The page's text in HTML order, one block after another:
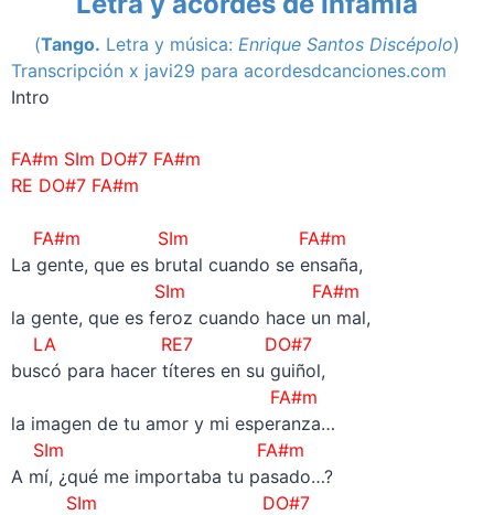
(Tango. Letra y música: Enrique Santos Discépolo)
Transcripción x javi29 para acordesdcanciones.com
Intro
FA#m SIm DO#7 FA#m
RE DO#7 FA#m
FA#m SIm FA#m
La gente, que es brutal cuando se ensaña,
SIm FA#m
la gente, que es feroz cuando hace un mal,
LA RE7 DO#7
buscó para hacer títeres en su guiñol,
FA#m
la imagen de tu amor y mi esperanza…
SIm FA#m
A mí, ¿qué me importaba tu pasado…?
SIm DO#7